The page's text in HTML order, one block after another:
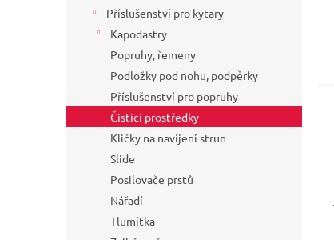
Příslušenství pro kytary
Kapodastry
Popruhy, řemeny
Podložky pod nohu, podpěrky
Příslušenství pro popruhy
Čisticí prostředky
Kličky na navíjení strun
Slide
Posilovače prstů
Nářadí
Tlumítka